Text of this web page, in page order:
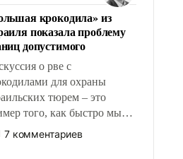
крокодила» из
показала проблему
допустимого
о рве с
для охраны
тюрем – это
того, как быстро мы
по пути
изменений.
7 комментариев